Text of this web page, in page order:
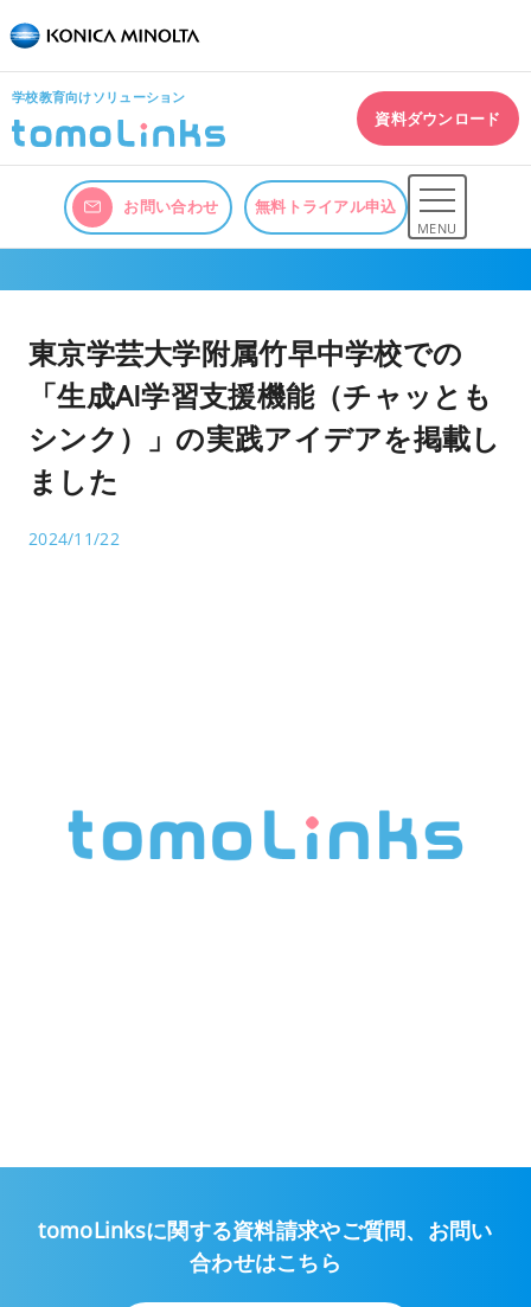
学校教育向けソリューション
資料ダウンロード
お問い合わせ 無料トライアル申込
MENU
東京学芸大学附属竹早中学校での
「生成AI学習支援機能（チャッとも
シンク）」の実践アイデアを掲載し
ました
2024/11/22
tomoLinksに関する資料請求やご質問、 お問い
合わせはこちら